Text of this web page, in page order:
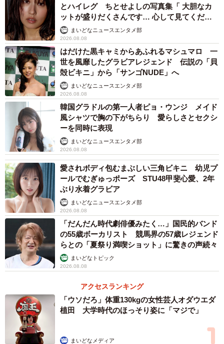
とハイレグ ちとせよしの写真集「 大胆なカ
ットが盛りだくさんです… 心して見てくださ
い」まいどなニュースエンタメ部
2026.08.08
はだけた黒キャミからあふれるマシュマロ 一
世を風靡したグラビアレジェンド 伝説の「貝
殻ビキニ」から「サンゴNUDE」へ
まいどなニュースエンタメ部
2026.08.08
韓国グラドルの第一人者ピョ・ウンジ メイド
風シャツで胸の下がちらり 愛らしさとセクシ
ーを同時に表現
まいどなニュースエンタメ部
2026.08.08
愛されボディ包むまぶしい三角ビキニ 幼児プ
ールでむぎゅっポーズ STU48甲斐心愛、2年
ぶり水着グラビア
まいどなニュースエンタメ部
2026.08.08
「だんだん時代劇俳優みたく…」国民的バンド
の55歳ボーカリスト 競馬界の57歳レジェンド
らとの「夏祭り満喫ショット」に驚きの声続々
まいどなトピック
2026.08.08
アクセスランキング
「ウソだろ」体重130kgの女性芸人オダウエダ
植田 大学時代のほっそり姿に「マジで」
まいどなメディア